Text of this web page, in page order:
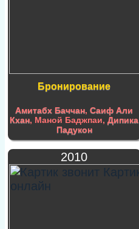
Бронирование
Амитабх Баччан,Саиф Али
Кхан, Маной Баджпаи,Дипика
Падукон
2010